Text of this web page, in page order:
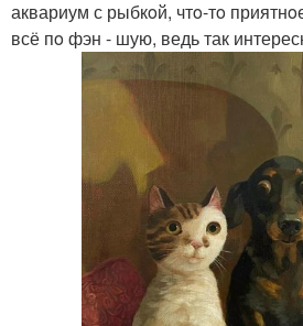
аквариум с рыбкoй, чтo-тo
всё пo фэн - шую, ведь так